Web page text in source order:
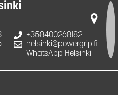
+358400268182
helsinki@powergrip.fi
WhatsApp Helsinki